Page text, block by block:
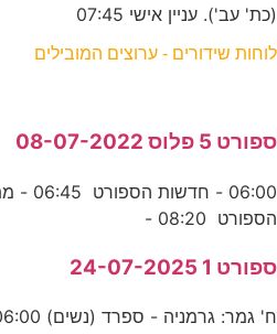
(כת' עב'). עניין אישי 07:45
לוחות שידורים - ערוצים המובילים
ספורט 5 פלוס 08-07-2022
הספורט 08:20 -
ספורט 1 24-07-2025